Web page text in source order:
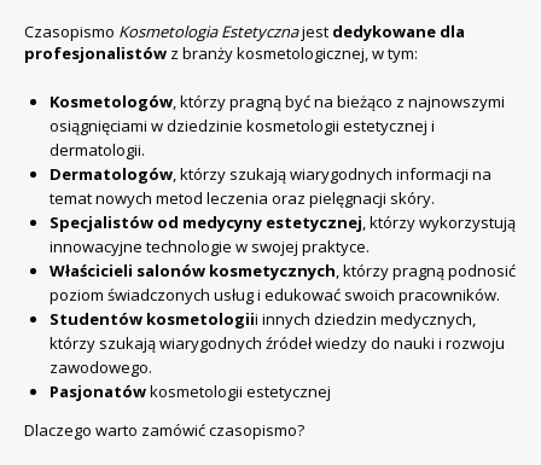
Czasopismo Kosmetologia Estetycznajest dedykowane dla
profesjonalistów z branży kosmetologicznej, w tym:
Kosmetologów, którzy pragną być na bieżąco z najnowszymi
osiągnięciami w dziedzinie kosmetologii estetycznej i
dermatologii.
Dermatologów, którzy szukają wiarygodnych informacji na
temat nowych metod leczenia oraz pielęgnacji skóry.
Specjalistów od medycyny estetycznej, którzy wykorzystują
innowacyjne technologie w swojej praktyce.
Właścicieli salonów kosmetycznych, którzy pragną podnosić
poziom świadczonych usług i edukować swoich pracowników.
Studentów kosmetologiii innych dziedzin medycznych,
którzy szukają wiarygodnych źródeł wiedzy do nauki i rozwoju
zawodowego.
Pasjonatówkosmetologii estetycznej
Dlaczego warto zamówić czasopismo?